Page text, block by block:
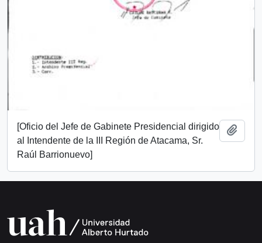
[Oficio del Jefe de Gabinete Presidencial dirigido
al Intendente de la III Región de Atacama, Sr.
Raúl Barrionuevo]